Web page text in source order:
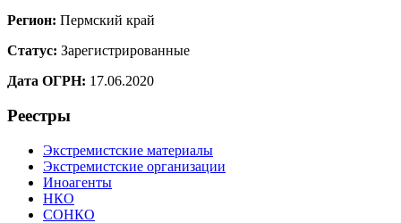
Регион: Пермский край
Статус: Зарегистрированные
Дата ОГРН: 17.06.2020
Реестры
Экстремистские материалы
Экстремистские организации
Иноагенты
НКО
СОНКО